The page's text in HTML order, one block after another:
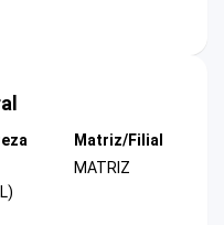
Matriz/Filial
MATRIZ